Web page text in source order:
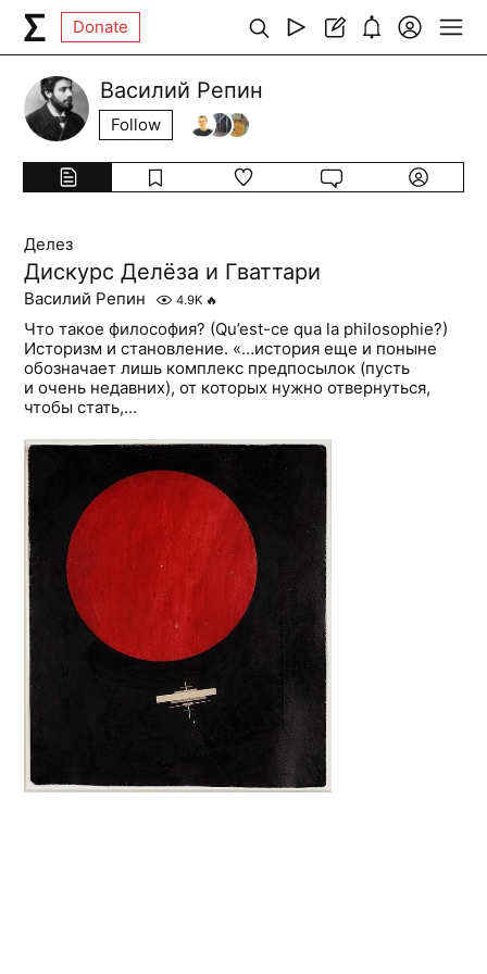
Donate
Василий Репин
Follow
Делез
Дискурс Делёза и Гваттари
Василий Репин 4.9K 🔥
Что такое философия? (Qu’est-ce qua la philosophie?)
Историзм и становление. «…история еще и поныне
обозначает лишь комплекс предпосылок (пусть
и очень недавних), от которых нужно отвернуться,
чтобы стать,...